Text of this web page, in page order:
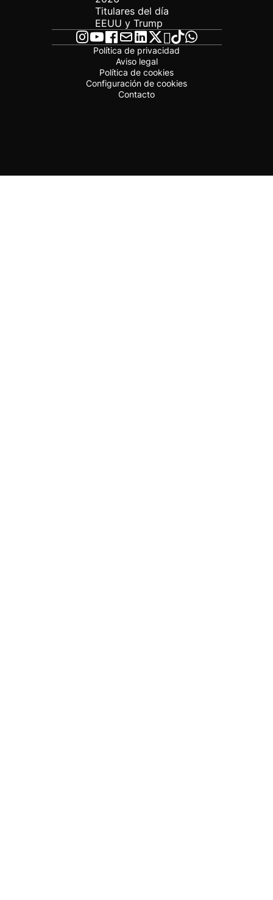
Titulares del día
EEUU y Trump
Política de privacidad
Aviso legal
Política de cookies
Configuración de cookies
Contacto